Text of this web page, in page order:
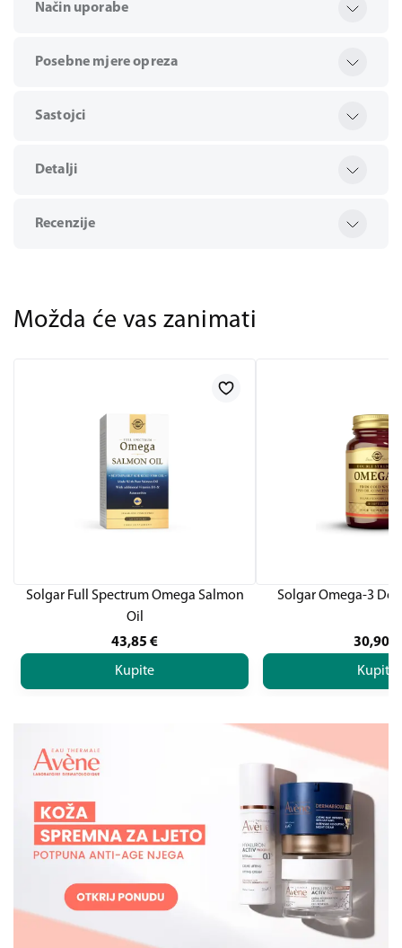
Način uporabe
Posebne mjere opreza
Sastojci
Detalji
Recenzije
Možda će vas zanimati
Solgar Full Spectrum Omega Salmon
Oil
43,85 €
Kupite
Solgar Omega-3
30,90
Kupite